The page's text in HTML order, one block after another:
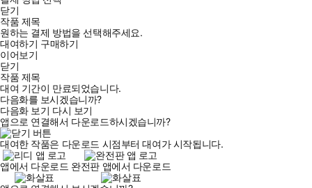
닫기
작품 제목
원하는 결제 방법을 선택해주세요.
대여하기 구매하기
이어보기
닫기
작품 제목
대여 기간이 만료되었습니다.
다음화를 보시겠습니까?
다음화 보기 다시 보기
앱으로 연결해서 다운로드하시겠습니까?
대여한 작품은 다운로드 시점부터 대여가 시작됩니다.
앱에서 다운로드 완전판 앱에서 다운로드